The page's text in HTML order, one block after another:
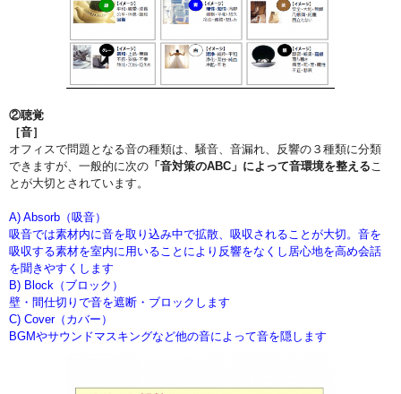
②聴覚
［音］
オフィスで問題となる音の種類は、騒音、音漏れ、反響の３種類に分類
できますが、一般的に次の 「音対策のABC」によって音環境を整える こ
とが大切とされています。
A) Absorb（吸音）
吸音では素材内に音を取り込み中で拡散、吸収されることが大切。音を
吸収する素材を室内に用いることにより反響をなくし居心地を高め会話
を聞きやすくします
B) Block（ブロック）
壁・間仕切りで音を遮断・ブロックします
C) Cover（カバー）
BGMやサウンドマスキングなど他の音によって音を隠します